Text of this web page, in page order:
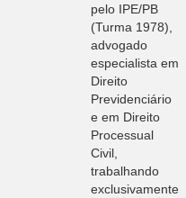
pelo IPE/PB
(Turma 1978),
advogado
especialista em
Direito
Previdenciário
e em Direito
Processual
Civil,
trabalhando
exclusivamente